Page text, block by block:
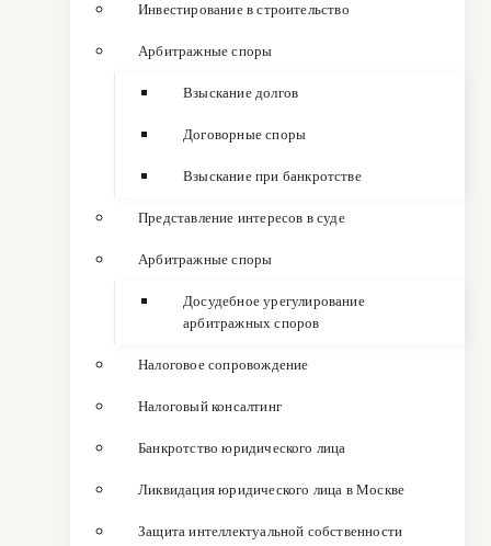
Инвестирование в строительство
Арбитражные споры
Взыскание долгов
Договорные споры
Взыскание при банкротстве
Представление интересов в суде
Арбитражные споры
Досудебное урегулирование
арбитражных споров
Налоговое сопровождение
Налоговый консалтинг
Банкротство юридического лица
Ликвидация юридического лица в Москве
Защита интеллектуальной собственности